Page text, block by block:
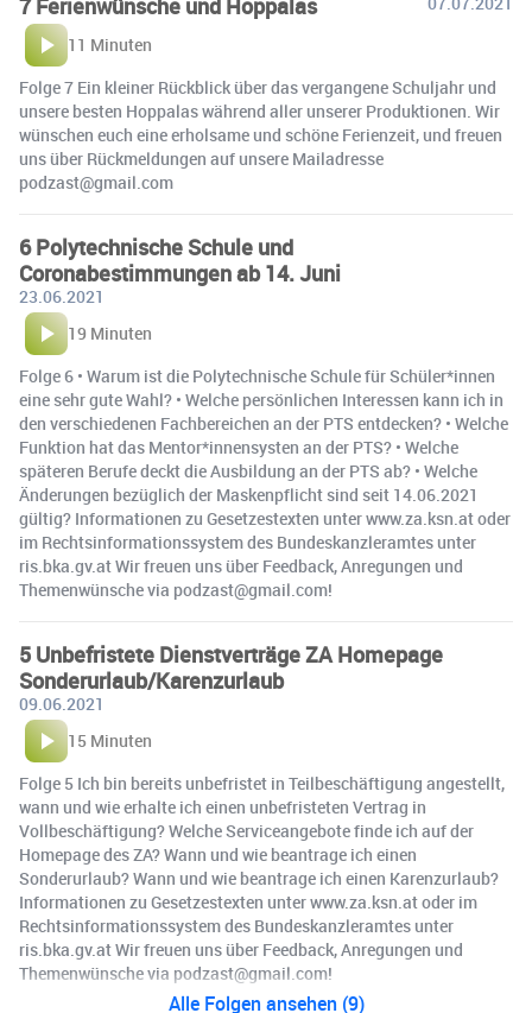
7 Ferienwünsche und Hoppalas
11 Minuten
Folge 7 Ein kleiner Rückblick über das vergangene Schuljahr und
unsere besten Hoppalas während aller unserer Produktionen. Wir
wünschen euch eine erholsame und schöne Ferienzeit, und freuen
uns über Rückmeldungen auf unsere Mailadresse
podzast@gmail.com
6 Polytechnische Schule und
Coronabestimmungen ab 14. Juni
23.06.2021
19 Minuten
Folge 6 • Warum ist die Polytechnische Schule für Schüler*innen
eine sehr gute Wahl? • Welche persönlichen Interessen kann ich in
den verschiedenen Fachbereichen an der PTS entdecken? • Welche
Funktion hat das Mentor*innensysten an der PTS? • Welche
späteren Berufe deckt die Ausbildung an der PTS ab? • Welche
Änderungen bezüglich der Maskenpflicht sind seit 14.06.2021
gültig? Informationen zu Gesetzestexten unter www.za.ksn.at oder
im Rechtsinformationssystem des Bundeskanzleramtes unter
ris.bka.gv.at Wir freuen uns über Feedback, Anregungen und
Themenwünsche via podzast@gmail.com!
5 Unbefristete Dienstverträge ZA Homepage
Sonderurlaub/Karenzurlaub
09.06.2021
15 Minuten
Folge 5 Ich bin bereits unbefristet in Teilbeschäftigung angestellt,
wann und wie erhalte ich einen unbefristeten Vertrag in
Vollbeschäftigung? Welche Serviceangebote finde ich auf der
Homepage des ZA? Wann und wie beantrage ich einen
Sonderurlaub? Wann und wie beantrage ich einen Karenzurlaub?
Informationen zu Gesetzestexten unter www.za.ksn.at oder im
Rechtsinformationssystem des Bundeskanzleramtes unter
ris.bka.gv.at Wir freuen uns über Feedback, Anregungen und
Themenwünsche via podzast@gmail.com!
Alle Folgen ansehen (9)